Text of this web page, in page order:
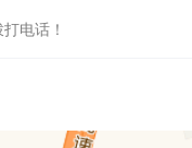
电话！